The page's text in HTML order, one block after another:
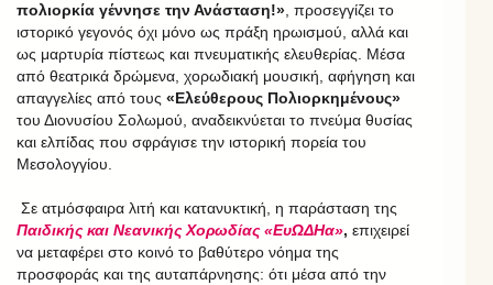
πολιορκία γέννησε την Ανάσταση!», προσεγγίζει το
ιστορικό γεγονός όχι μόνο ως πράξη ηρωισμού, αλλά και
ως μαρτυρία πίστεως και πνευματικής ελευθερίας. Μέσα
από θεατρικά δρώμενα, χορωδιακή μουσική, αφήγηση και
απαγγελίες από τους «Ελεύθερους Πολιορκημένους»
του Διονυσίου Σολωμού, αναδεικνύεται το πνεύμα θυσίας
και ελπίδας που σφράγισε την ιστορική πορεία του
Μεσολογγίου.
Σε ατμόσφαιρα λιτή και κατανυκτική, η παράσταση της
Παιδικής και Νεανικής Χορωδίας «ΕυΩΔΗα», επιχειρεί
να μεταφέρει στο κοινό το βαθύτερο νόημα της
προσφοράς και της αυταπάρνησης: ότι μέσα από την